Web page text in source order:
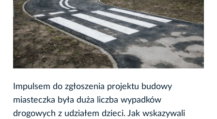
Impulsem do zgłoszenia projektu budowy
miasteczka była duża liczba wypadków
drogowych z udziałem dzieci. Jak wskazywali